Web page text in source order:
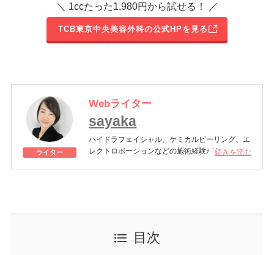
＼ 1ccたった1,980円から試せる！ ／
TCB東京中央美容外科の公式HPを見る
ライター
Webライター
sayaka
ハイドラフェイシャル、ケミカルピーリング、エ
レクトロポーションなどの施術経験があり、メン
続きを読む
目次